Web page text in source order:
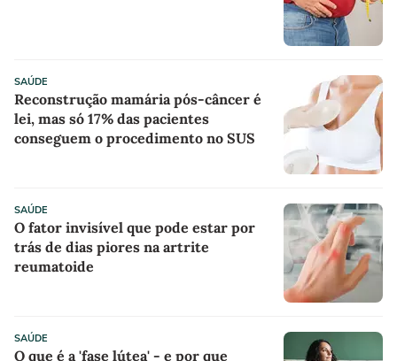
SAÚDE
Reconstrução mamária pós-câncer é
lei, mas só 17% das pacientes
conseguem o procedimento no SUS
SAÚDE
O fator invisível que pode estar por
trás de dias piores na artrite
reumatoide
SAÚDE
O que é a 'fase lútea' - e por que